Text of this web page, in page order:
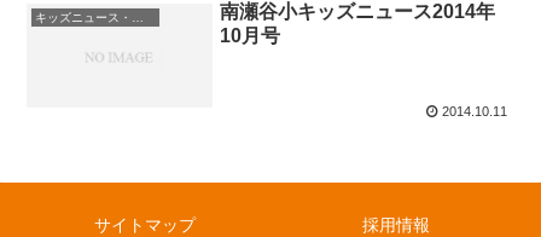
キッズニュース・お知らせ
南瀬谷小キッズニュース2014年
10月号
2014.10.11
サイトマップ
採用情報